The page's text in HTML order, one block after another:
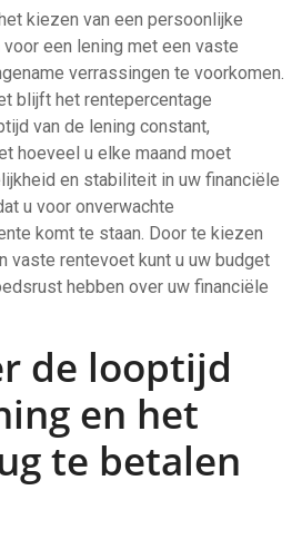
kiezen van een persoonlijke
een lening met een vaste
verrassingen te voorkomen.
blijft het rentepercentage
van de lening constant,
hoeveel u elke maand moet
en stabiliteit in uw financiële
u voor onverwachte
komt te staan. Door te kiezen
vaste rentevoet kunt u uw budget
hebben over uw financiële
de looptijd
en het
te betalen